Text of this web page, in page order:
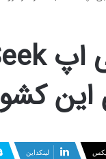
این
لینکداین